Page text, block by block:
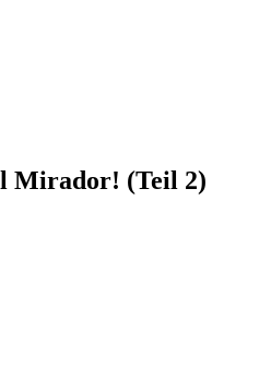
Mirador! (Teil 2)